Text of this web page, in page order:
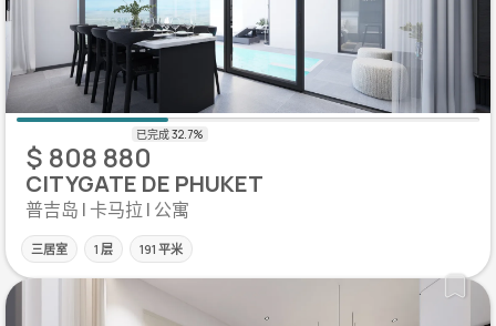
$ 808 880
CITYGATE DE PHUKET
普吉岛 | 卡马拉 | 公寓
三居室 1 层 191 平米